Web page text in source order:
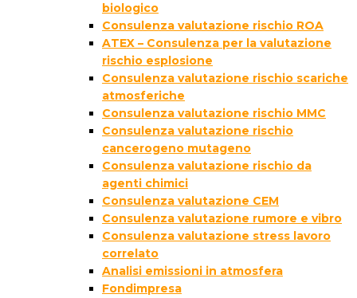
biologico
Consulenza valutazione rischio ROA
ATEX – Consulenza per la valutazione
rischio esplosione
Consulenza valutazione rischio scariche
atmosferiche
Consulenza valutazione rischio MMC
Consulenza valutazione rischio
cancerogeno mutageno
Consulenza valutazione rischio da
agenti chimici
Consulenza valutazione CEM
Consulenza valutazione rumore e vibro
Consulenza valutazione stress lavoro
correlato
Analisi emissioni in atmosfera
Fondimpresa